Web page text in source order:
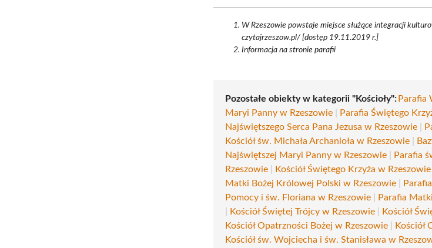
W Rzeszowie powstaje miejsce służące integracji
czytajrzeszow.pl/ [dostęp 19.11.2019 r.]
Informacja na stronie parafii
Pozostałe obiekty w kategorii "Kościoły":Parafia
Maryi Panny w Rzeszowie
Parafia Świętego
Najświętszego Serca Pana Jezusa w Rzeszowie
Kościół św. Michała Archanioła w Rzeszowie
Najświętszej Maryi Panny w Rzeszowie
Parafia
Rzeszowie
Kościół Świętego Krzyża w Rzeszowie
Matki Bożej Królowej Polski w Rzeszowie
Pomocy i św. Floriana w Rzeszowie
Parafia
Kościół Świętej Trójcy w Rzeszowie Kościół
Kościół Opatrzności Bożej w Rzeszowie
Kościół
Kościół św. Wojciecha i św. Stanisława w